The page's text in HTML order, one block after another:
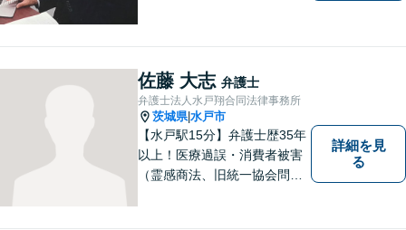
佐藤 大志 弁護士
弁護士法人水戸翔合同法律事務所
茨城県|水戸市
【水戸駅15分】弁護士歴35年
以上！医療過誤・消費者被害
（霊感商法、旧統一協会問題
詳細を見
る